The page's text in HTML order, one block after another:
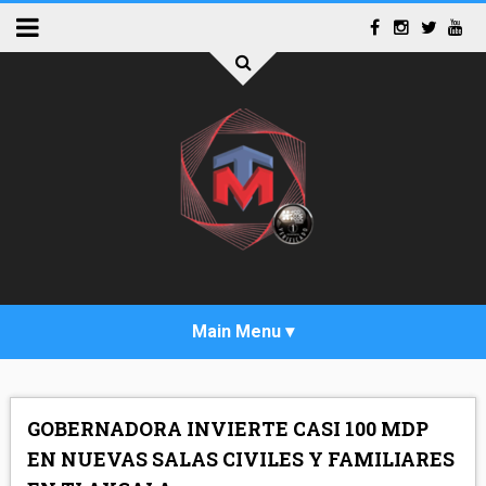
GOBERNADORA INVIERTE CASI 100 MDP
EN NUEVAS SALAS CIVILES Y FAMILIARES